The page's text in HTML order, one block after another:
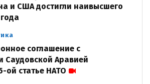
и США достигли наивысшего
соглашение с
Саудовской Аравией
ой статье НАТО